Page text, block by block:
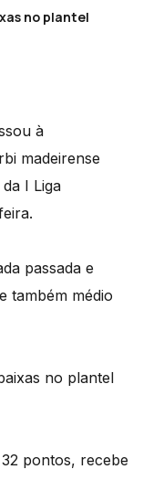
no plantel
à
madeirense
I Liga
passada e
também médio
no plantel
pontos, recebe